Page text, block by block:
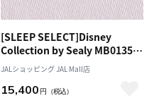
[SLEEP SELECT]Disney
Collection by Sealy MB0135
Box Sheets（ボックスシー
ツ）〔セミダブル〕 ペールピン
ク
JALショッピング JAL Mall店
15,400 円 （税込）